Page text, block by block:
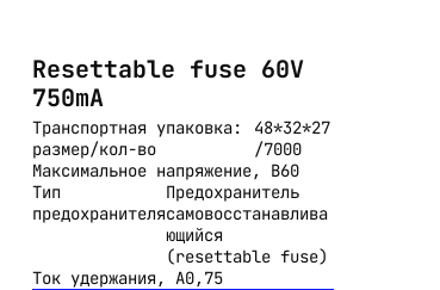
Resettable fuse 60V
750mA
Транспортная упаковка:
размер/кол-во
48*32*27
/7000
Максимальное напряжение, В60
Тип
предохранителя
Предохранитель
самовосстанавлива
ющийся
(resettable fuse)
Ток удержания, А0,75